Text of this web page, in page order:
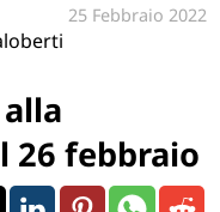
25 Febbraio 2022
26 febbraio